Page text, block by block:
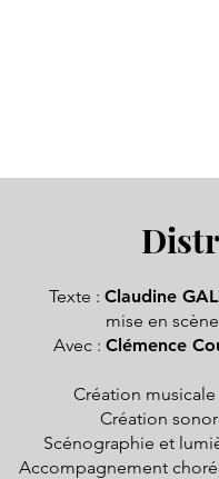
Texte :Claudine
mise en
Avec : Clémence
Création musicale
Création
Scénographie et
Accompagnement